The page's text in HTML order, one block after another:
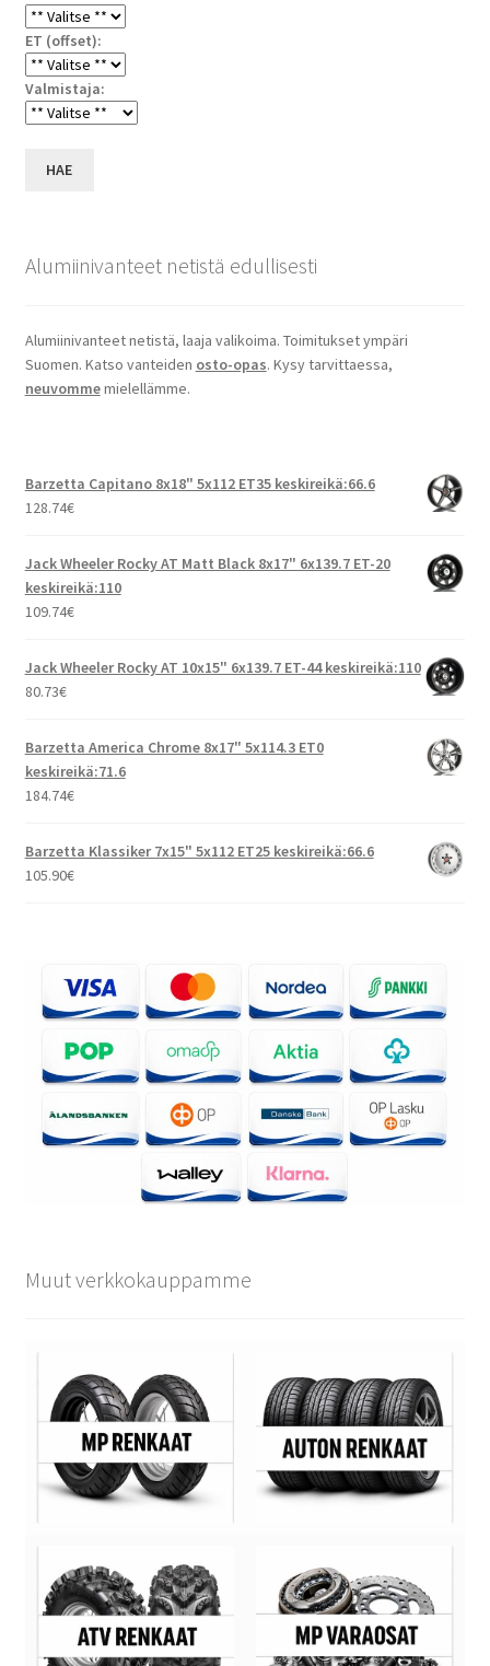
ET (offset):
Valmistaja:
HAE
Alumiinivanteet netistä edullisesti
Alumiinivanteet netistä, laaja valikoima. Toimitukset ympäri
Suomen. Katso vanteiden osto-opas. Kysy tarvittaessa,
neuvommemielellämme.
Barzetta Capitano 8x18" 5x112 ET35 keskireikä:66.6
128.74€
Jack Wheeler Rocky AT Matt Black 8x17" 6x139.7 ET-20
keskireikä:110
109.74€
Jack Wheeler Rocky AT 10x15" 6x139.7 ET-44 keskireikä:110
80.73€
Barzetta America Chrome 8x17" 5x114.3 ET0
keskireikä:71.6
184.74€
Barzetta Klassiker 7x15" 5x112 ET25 keskireikä:66.6
105.90€
Muut verkkokauppamme